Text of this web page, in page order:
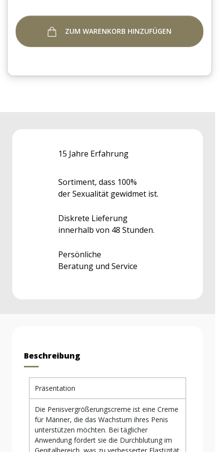
ZUM WARENKORB HINZUFÜGEN
15 Jahre Erfahrung
Sortiment, dass 100%
der Sexualität gewidmet ist.
Diskrete Lieferung
innerhalb von 48 Stunden.
Persönliche
Beratung und Service
Beschreibung
Präsentation
Die Penisvergrößerungscreme ist eine Creme
für Männer, die das Wachstum ihres Penis
unterstützen möchten. Bei täglicher
Anwendung fördert sie die Durchblutung im